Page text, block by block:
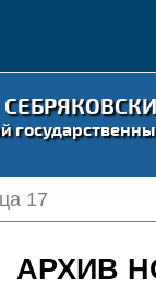
17
АРХИВ